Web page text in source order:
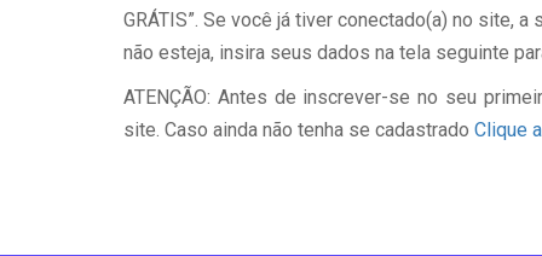
GRÁTIS”. Se você já tiver conectado(a) no site,
não esteja, insira seus dados na tela seguinte
ATENÇÃO: Antes de inscrever-se no seu
site. Caso ainda não tenha se cadastrado Clique